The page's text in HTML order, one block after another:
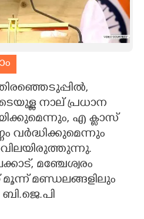
നാല് പ്രധാന
എ ക്ലാസ്
വർദ്ധിക്കുമെന്നും
വിലയിരുത്തുന്നു.
മഞ്ചേശ്വരം
മൂന്ന് മണ്ഡലങ്ങളിലും